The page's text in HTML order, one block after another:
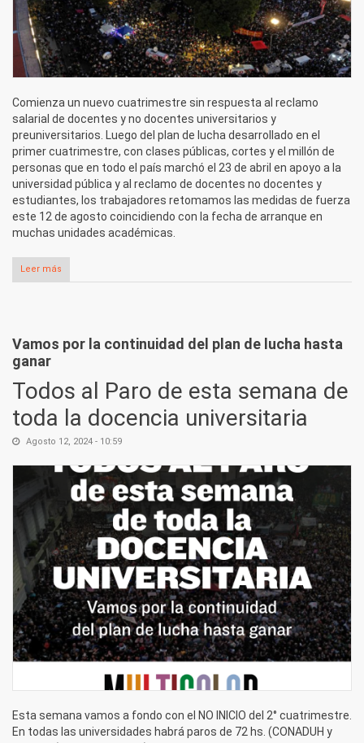
Comienza un nuevo cuatrimestre sin respuesta al reclamo
salarial de docentes y no docentes universitarios y
preuniversitarios. Luego del plan de lucha desarrollado en el
primer cuatrimestre, con clases públicas, cortes y el millón de
personas que en todo el país marchó el 23 de abril en apoyo a la
universidad pública y al reclamo de docentes no docentes y
estudiantes, los trabajadores retomamos las medidas de fuerza
este 12 de agosto coincidiendo con la fecha de arranque en
muchas unidades académicas.
Leer más
Vamos por la continuidad del plan de lucha hasta
ganar
Todos al Paro de esta semana de
toda la docencia universitaria
Agosto 12, 2024 - 10:59
Esta semana vamos a fondo con el NO INICIO del 2° cuatrimestre.
En todas las universidades habrá paros de 72 hs. (CONADUH y